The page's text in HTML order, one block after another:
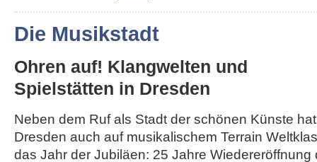
Die Musikstadt
Ohren auf! Klangwelten und
Spielstätten in Dresden
Neben dem Ruf als Stadt der schönen Künste hat
Dresden auch auf musikalischem Terrain
das Jahr der Jubiläen: 25 Jahre Wiedereröffnung